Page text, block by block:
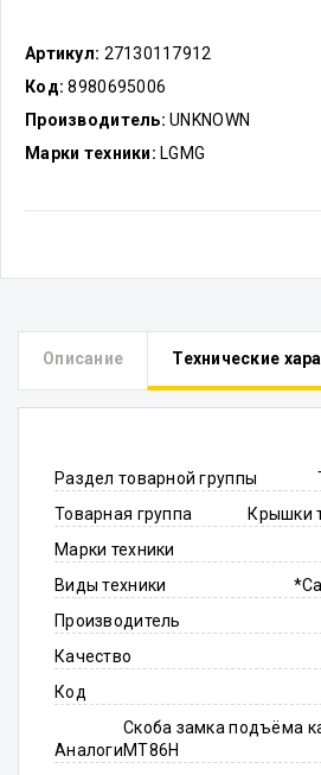
Артикул: 27130117912
Код: 8980695006
Производитель: UNKNOWN
Марки техники: LGMG
Описание Технические
Раздел товарной группы
Товарная группа
Крышки
Марки техники
Виды техники
Производитель
Качество
Код
Аналоги
Скоба замка подъёма
MT86H